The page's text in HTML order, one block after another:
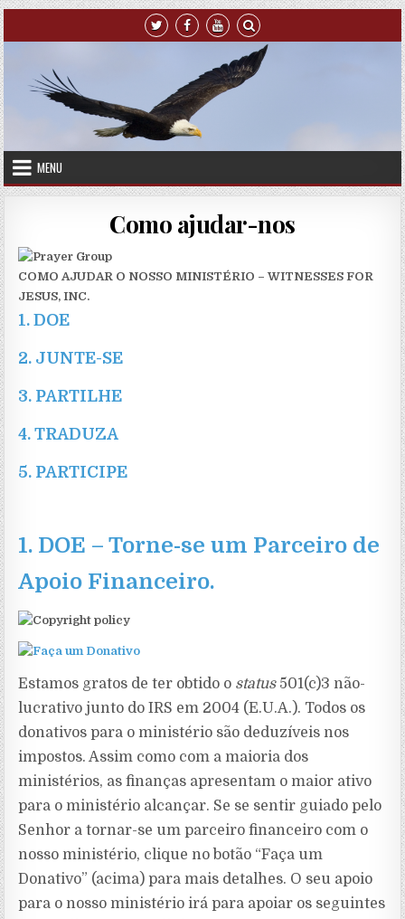
Skip to content
MENU
Como ajudar-nos
COMO AJUDAR O NOSSO MINISTÉRIO – WITNESSES FOR
JESUS, INC.
1.DOE
2. JUNTE-SE
3. PARTILHE
4.TRADUZA
5. PARTICIPE
1. DOE –Torne-se um Parceiro de
Apoio Financeiro.
Estamos gratos de ter obtido o status501(c)3 não-
lucrativo junto do IRS em 2004 (E.U.A.). Todos os
donativos para o ministério são deduzíveis nos
impostos. Assim como com a maioria dos
ministérios, as finanças apresentam o maior ativo
para o ministério alcançar. Se se sentir guiado pelo
Senhor a tornar-se um parceiro financeiro com o
nosso ministério, clique no botão “Faça um
Donativo” (acima) para mais detalhes. O seu apoio
para o nosso ministério irá para apoiar os seguintes